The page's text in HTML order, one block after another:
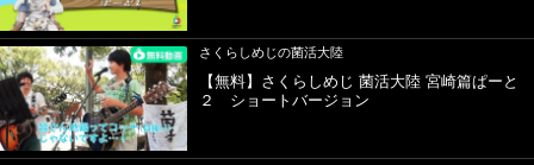
さくらしめじの菌活大陸
【無料】さくらしめじ 菌活大陸 宮崎篇ぱーと
２ ショートバージョン